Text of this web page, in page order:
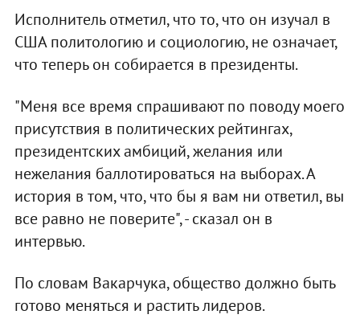
Исполнитель отметил, что то, что он изучал в
США политологию и социологию, не означает,
что теперь он собирается в президенты.
"Меня все время спрашивают по поводу моего
присутствия в политических рейтингах,
президентских амбиций, желания или
нежелания баллотироваться на выборах. А
история в том, что, что бы я вам ни ответил, вы
все равно не поверите", - сказал он в
интервью.
По словам Вакарчука, общество должно быть
готово меняться и растить лидеров.